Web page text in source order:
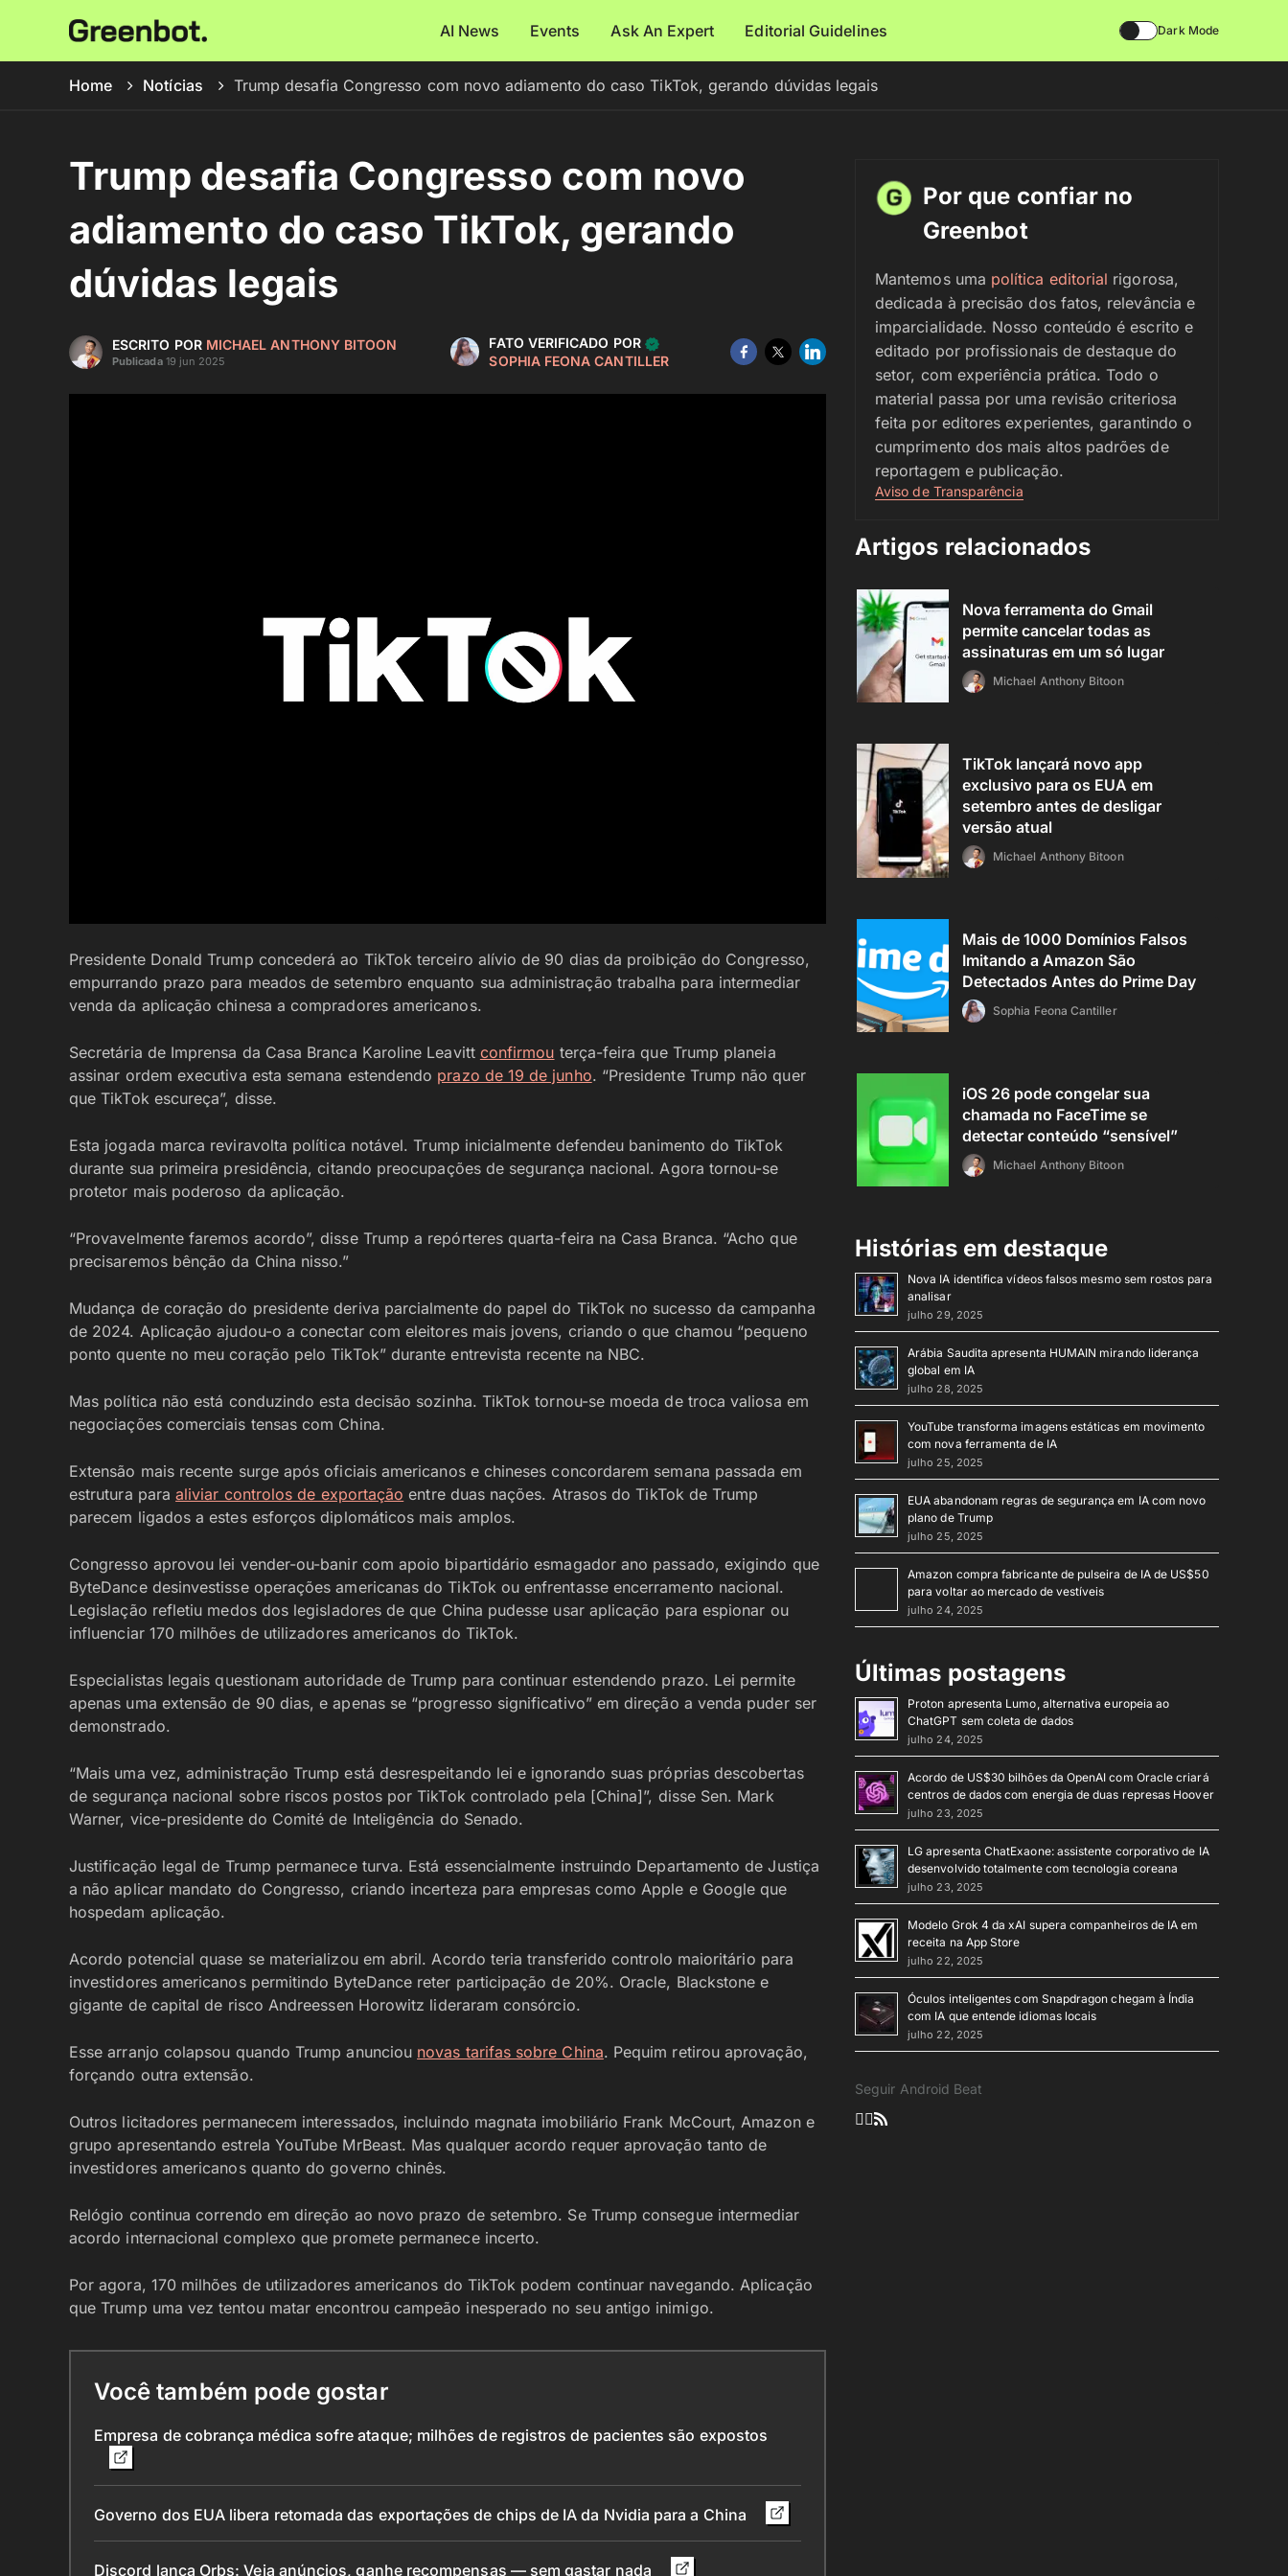
AI News Events Ask An Expert Editorial Guidelines Dark Mode
Home Notícias Trump desafia Congresso com novo adiamento do caso TikTok, gerando dúvidas legais
Trump desafia Congresso com novo
adiamento do caso TikTok, gerando
dúvidas legais
ESCRITO POR MICHAEL ANTHONY BITOON
Publicada19 jun 2025
FATO VERIFICADO POR
SOPHIA FEONA CANTILLER
Presidente Donald Trump concederá ao TikTok terceiro alívio de 90 dias da proibição do Congresso,
empurrando prazo para meados de setembro enquanto sua administração trabalha para intermediar
venda da aplicação chinesa a compradores americanos.
Secretária de Imprensa da Casa Branca Karoline Leavitt confirmou terça-feira que Trump planeia
assinar ordem executiva esta semana estendendo prazo de 19 de junho. “Presidente Trump não quer
que TikTok escureça”, disse.
Esta jogada marca reviravolta política notável. Trump inicialmente defendeu banimento do TikTok
durante sua primeira presidência, citando preocupações de segurança nacional. Agora tornou-se
protetor mais poderoso da aplicação.
“Provavelmente faremos acordo”, disse Trump a repórteres quarta-feira na Casa Branca. “Acho que
precisaremos bênção da China nisso.”
Mudança de coração do presidente deriva parcialmente do papel do TikTok no sucesso da campanha
de 2024. Aplicação ajudou-o a conectar com eleitores mais jovens, criando o que chamou “pequeno
ponto quente no meu coração pelo TikTok” durante entrevista recente na NBC.
Mas política não está conduzindo esta decisão sozinha. TikTok tornou-se moeda de troca valiosa em
negociações comerciais tensas com China.
Extensão mais recente surge após oficiais americanos e chineses concordarem semana passada em
estrutura paraaliviar controlos de exportação entre duas nações. Atrasos do TikTok de Trump
parecem ligados a estes esforços diplomáticos mais amplos.
Congresso aprovou lei vender-ou-banir com apoio bipartidário esmagador ano passado, exigindo que
ByteDance desinvestisse operações americanas do TikTok ou enfrentasse encerramento nacional.
Legislação refletiu medos dos legisladores de que China pudesse usar aplicação para espionar ou
influenciar 170 milhões de utilizadores americanos do TikTok.
Especialistas legais questionam autoridade de Trump para continuar estendendo prazo. Lei permite
apenas uma extensão de 90 dias, e apenas se “progresso significativo” em direção a venda puder ser
demonstrado.
“Mais uma vez, administração Trump está desrespeitando lei e ignorando suas próprias descobertas
de segurança nacional sobre riscos postos por TikTok controlado pela [China]”, disse Sen. Mark
Warner, vice-presidente do Comité de Inteligência do Senado.
Justificação legal de Trump permanece turva. Está essencialmente instruindo Departamento de Justiça
a não aplicar mandato do Congresso, criando incerteza para empresas como Apple e Google que
hospedam aplicação.
Acordo potencial quase se materializou em abril. Acordo teria transferido controlo maioritário para
investidores americanos permitindo ByteDance reter participação de 20%. Oracle, Blackstone e
gigante de capital de risco Andreessen Horowitz lideraram consórcio.
Esse arranjo colapsou quando Trump anunciou novas tarifas sobre China. Pequim retirou aprovação,
forçando outra extensão.
Outros licitadores permanecem interessados, incluindo magnata imobiliário Frank McCourt, Amazon e
grupo apresentando estrela YouTube MrBeast. Mas qualquer acordo requer aprovação tanto de
investidores americanos quanto do governo chinês.
Relógio continua correndo em direção ao novo prazo de setembro. Se Trump consegue intermediar
acordo internacional complexo que promete permanece incerto.
Por agora, 170 milhões de utilizadores americanos do TikTok podem continuar navegando. Aplicação
que Trump uma vez tentou matar encontrou campeão inesperado no seu antigo inimigo.
Você também pode gostar
Empresa de cobrança médica sofre ataque; milhões de registros de pacientes são expostos
Governo dos EUA libera retomada das exportações de chips de IA da Nvidia para a China
Discord lança Orbs: Veja anúncios, ganhe recompensas — sem gastar nada
Por que confiar no
Greenbot
Mantemos uma política editorial rigorosa,
dedicada à precisão dos fatos, relevância e
imparcialidade. Nosso conteúdo é escrito e
editado por profissionais de destaque do
setor, com experiência prática. Todo o
material passa por uma revisão criteriosa
feita por editores experientes, garantindo o
cumprimento dos mais altos padrões de
reportagem e publicação.
Aviso de Transparência
Artigos relacionados
Nova ferramenta do Gmail
permite cancelar todas as
assinaturas em um só lugar
Michael Anthony Bitoon
TikTok lançará novo app
exclusivo para os EUA em
setembro antes de desligar
versão atual
Michael Anthony Bitoon
Mais de 1000 Domínios Falsos
Imitando a Amazon São
Detectados Antes do Prime Day
Sophia Feona Cantiller
iOS 26 pode congelar sua
chamada no FaceTime se
detectar conteúdo “sensível”
Michael Anthony Bitoon
Histórias em destaque
Nova IA identifica vídeos falsos mesmo sem rostos para
analisar
julho 29, 2025
Arábia Saudita apresenta HUMAIN mirando liderança
global em IA
julho 28, 2025
YouTube transforma imagens estáticas em movimento
com nova ferramenta de IA
julho 25, 2025
EUA abandonam regras de segurança em IA com novo
plano de Trump
julho 25, 2025
Amazon compra fabricante de pulseira de IA de US$50
para voltar ao mercado de vestíveis
julho 24, 2025
Últimas postagens
Proton apresenta Lumo, alternativa europeia ao
ChatGPT sem coleta de dados
julho 24, 2025
Acordo de US$30 bilhões da OpenAI com Oracle criará
centros de dados com energia de duas represas Hoover
julho 23, 2025
LG apresenta ChatExaone: assistente corporativo de IA
desenvolvido totalmente com tecnologia coreana
julho 23, 2025
Modelo Grok 4 da xAI supera companheiros de IA em
receita na App Store
julho 22, 2025
Óculos inteligentes com Snapdragon chegam à Índia
com IA que entende idiomas locais
julho 22, 2025
Seguir Android Beat